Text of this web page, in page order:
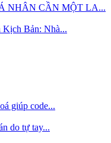
NHÂN CẦN MỘT LA...
Kịch Bản: Nhà...
giúp code...
do tự tay...